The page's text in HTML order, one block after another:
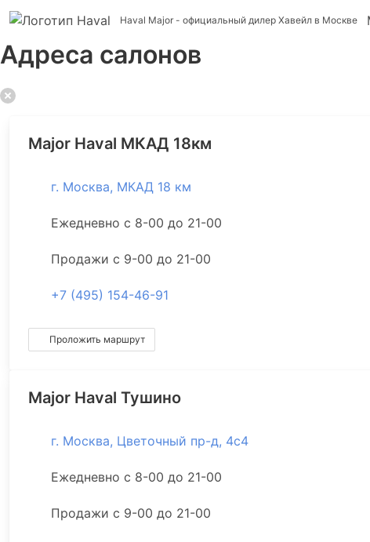
Haval Major - официальный дилер Хавейл в Москве
Адреса салонов
Major Haval МКАД 18км
г. Москва, МКАД 18 км
Ежедневно с 8-00 до 21-00
Продажи с 9-00 до 21-00
+7 (495) 154-46-91
Проложить маршрут
Major Haval Тушино
г. Москва, Цветочный пр-д, 4с4
Ежедневно с 8-00 до 21-00
Продажи с 9-00 до 21-00